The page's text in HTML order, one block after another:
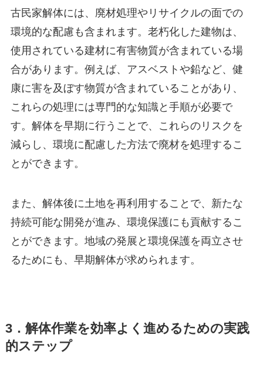
古民家解体には、廃材処理やリサイクルの面での
環境的な配慮も含まれます。老朽化した建物は、
使用されている建材に有害物質が含まれている場
合があります。例えば、アスベストや鉛など、健
康に害を及ぼす物質が含まれていることがあり、
これらの処理には専門的な知識と手順が必要で
す。解体を早期に行うことで、これらのリスクを
減らし、環境に配慮した方法で廃材を処理するこ
とができます。
また、解体後に土地を再利用することで、新たな
持続可能な開発が進み、環境保護にも貢献するこ
とができます。地域の発展と環境保護を両立させ
るためにも、早期解体が求められます。
3．解体作業を効率よく進めるための実践
的ステップ